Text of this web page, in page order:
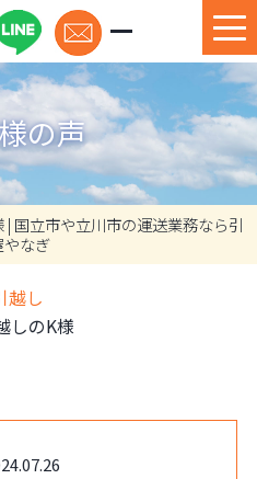
の声
国立市や立川市の運送業務なら引
やなぎ
越し
しのK様